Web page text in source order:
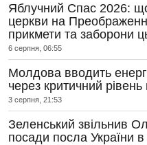
Яблучний Спас 2026:
церкви на
прикмети та заборони
6 серпня, 06:55
Молдова вводить
через критичний рівень
3 серпня, 21:53
Зеленський звільнив
посади посла України